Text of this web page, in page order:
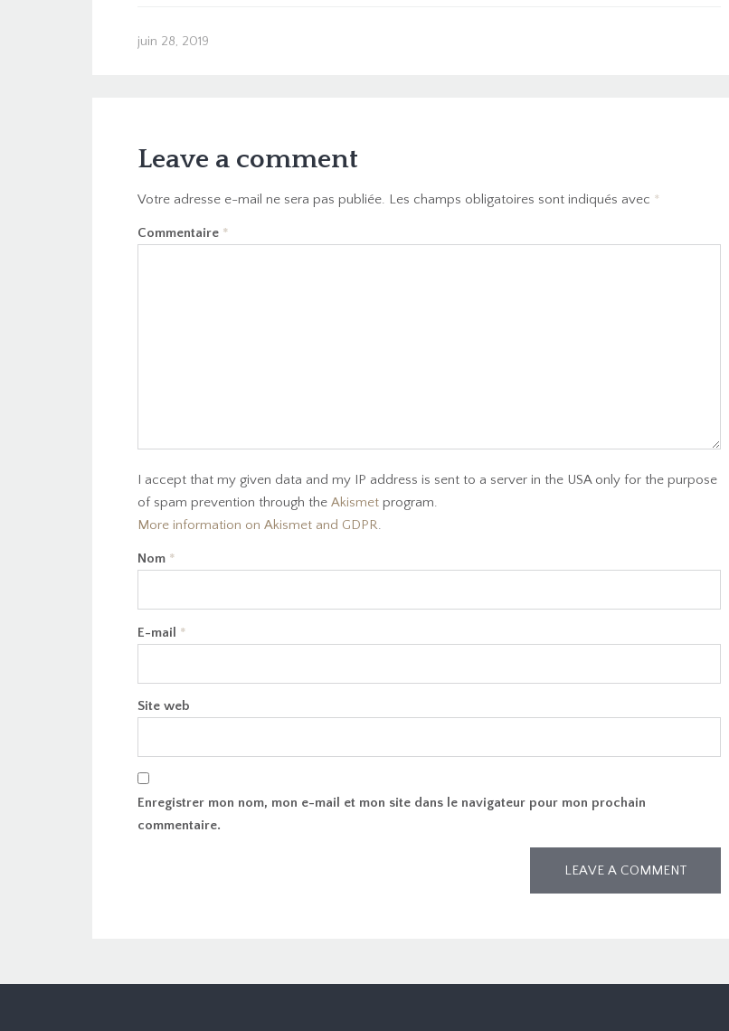
juin 28, 2019
Leave a comment
Votre adresse e-mail ne sera pas publiée. Les champs obligatoires sont indiqués avec *
Commentaire *
I accept that my given data and my IP address is sent to a server in the USA only for the purpose
of spam prevention through the Akismet program.
More information on Akismet and GDPR.
Nom *
E-mail *
Site web
Enregistrer mon nom, mon e-mail et mon site dans le navigateur pour mon prochain
commentaire.